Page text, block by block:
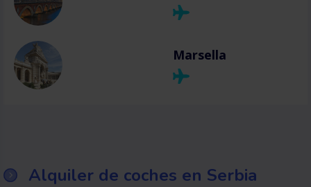
Marsella
Alquiler de coches en Serbia